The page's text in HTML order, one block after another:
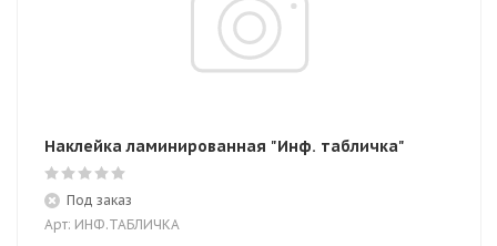
Наклейка ламинированная "Инф. табличка"
Под заказ
Арт: ИНФ.ТАБЛИЧКА